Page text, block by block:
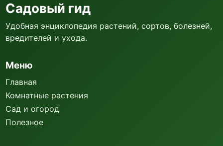
Садовый гид
Удобная энциклопедия растений, сортов, болезней,
вредителей и ухода.
Меню
Главная
Комнатные растения
Сад и огород
Полезное